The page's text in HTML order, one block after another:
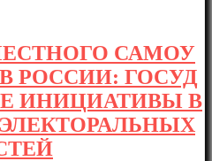
САМОУ
РОССИИ: ГОСУД
ИНИЦИАТИВЫ В